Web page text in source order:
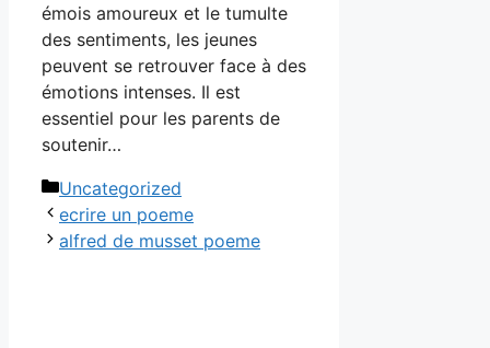
émois amoureux et le tumulte
des sentiments, les jeunes
peuvent se retrouver face à des
émotions intenses. Il est
essentiel pour les parents de
soutenir…
Catégories
Uncategorized
ecrire un poeme
alfred de musset poeme